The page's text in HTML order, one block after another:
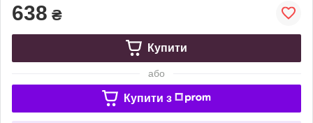
638 ₴
Купити
або
Купити з